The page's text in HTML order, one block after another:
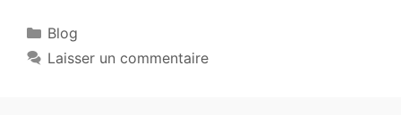
Blog
Laisser un commentaire